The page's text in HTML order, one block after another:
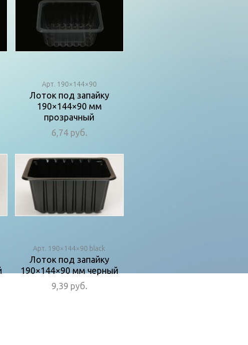
Арт. 190×144×90
Лоток под запайку
190×144×90 мм
прозрачный
6,74 руб.
Арт. 190×144×90 black
Лоток под запайку
190×144×90 мм черный
9,39 руб.